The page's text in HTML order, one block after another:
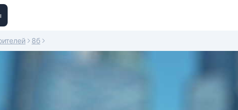
8б